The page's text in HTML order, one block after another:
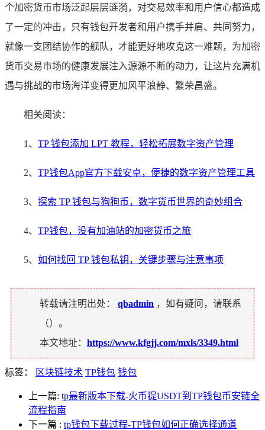
个加密货币市场泛起层层涟漪，对交易效率和用户信心都造成
了一定的冲击，只有钱包开发者和用户携手并肩、共同努力，
就像一支团结协作的舰队，才能更好地攻克这一难题，为加密
货币交易市场的健康发展注入源源不断的动力，让这片充满机
遇与挑战的市场海洋变得更加风平浪静、繁荣昌盛。
相关阅读：
1、 TP 钱包添加 LPT 教程，轻松拓展数字资产管理
2、 TP钱包App官方下载安卓，便捷的数字资产管理工具
3、 探索 TP 钱包与狗狗币，数字货币世界的奇妙组合
4、 TP钱包，没有加油站的加密货币之旅
5、 如何找回 TP 钱包私钥，关键步骤与注意事项
转载请注明出处： qbadmin ，如有疑问，请联系
（）。
本文地址： https://www.kfgjj.com/mxls/3349.html
标签： 区块链技术 TP钱包 钱包
上一篇: tp最新版本下载-火币提USDT到TP钱包币安链全
流程指南
下一篇 : tp钱包下载过程-TP钱包如何正确选择通道